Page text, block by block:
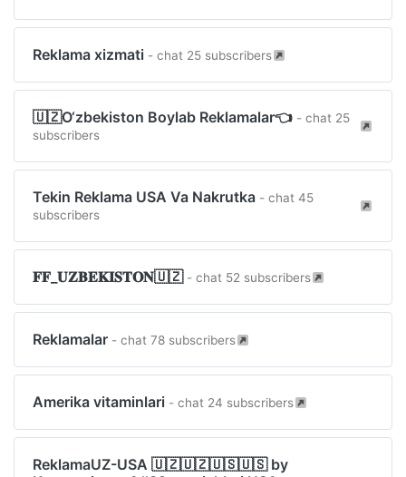
Reklama xizmati - chat 25 subscribers
🇺🇿O‘zbekiston Boylab Reklamalar👈 - chat 25
subscribers
Tekin Reklama USA Va Nakrutka - chat 45
subscribers
𝐅𝐅_𝐔𝐙𝐁𝐄𝐊𝐈𝐒𝐓𝐎𝐍🇺🇿 - chat 52 subscribers
Reklamalar - chat 78 subscribers
Amerika vitaminlari - chat 24 subscribers
ReklamaUZ-USA 🇺🇿🇺🇿🇺🇸🇺🇸 by